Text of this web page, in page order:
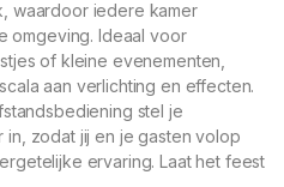
waardoor iedere kamer
omgeving. Ideaal voor
of kleine evenementen,
aan verlichting en effecten.
stel je
zodat jij en je gasten volop
ervaring. Laat het feest